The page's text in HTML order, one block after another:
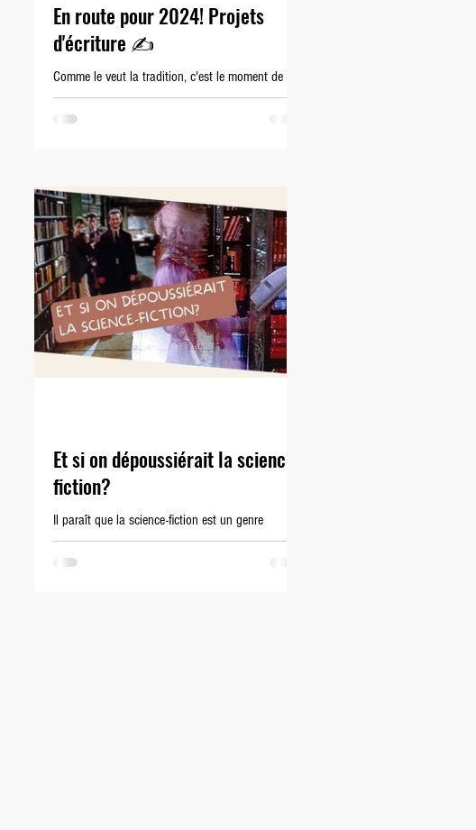
En route pour 2024! Projets
d'écriture ✍️
Comme le veut la tradition, c'est le moment de
réfléchir aux projets, de prendre de bonnes
résolutions et surtout de se lancer dans des plan
Et si on dépoussiérait la science-
fiction?
Il paraît que la science-fiction est un genre
littéraire qui ne se vend pas bien. Je me faisais
cette réflexion l'autre jour tandis que je..